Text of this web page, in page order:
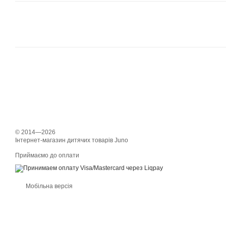
© 2014—2026
Інтернет-магазин дитячих товарів Juno
Приймаємо до оплати
Мобільна версія